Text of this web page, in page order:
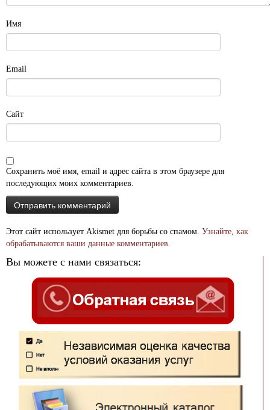
Имя
Email
Сайт
Сохранить моё имя, email и адрес сайта в этом браузере для
последующих моих комментариев.
Этот сайт использует Akismet для борьбы со спамом. Узнайте, как
обрабатываются ваши данные комментариев.
Вы можете с нами связаться: